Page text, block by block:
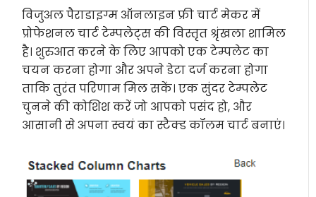
विजुअल पैराडाइग्म ऑनलाइन फ्री चार्ट मेकर में
प्रोफेशनल चार्ट टेम्पलेट्स की विस्तृत श्रृंखला शामिल
है। शुरुआत करने के लिए आपको एक टेम्पलेट का
चयन करना होगा और अपने डेटा दर्ज करना होगा
ताकि तुरंत परिणाम मिल सकें। एक सुंदर टेम्पलेट
चुनने की कोशिश करें जो आपको पसंद हो, और
आसानी से अपना स्वयं का स्टैक्ड कॉलम चार्ट बनाएं।